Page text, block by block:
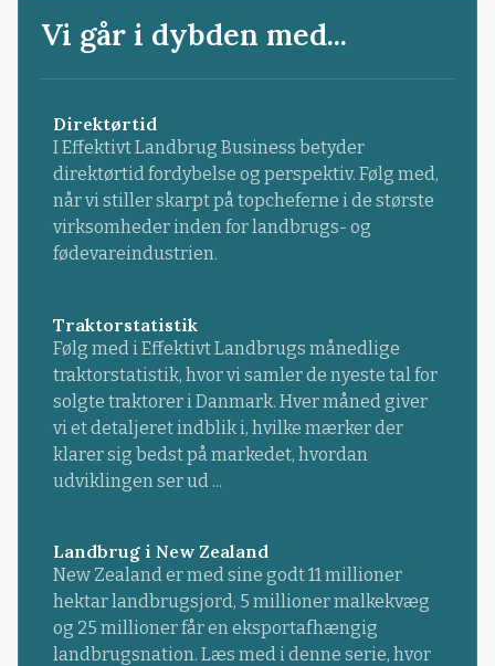
Vi går i dybden med...
Direktørtid
I Effektivt Landbrug Business betyder
direktørtid fordybelse og perspektiv. Følg med,
når vi stiller skarpt på topcheferne i de største
virksomheder inden for landbrugs- og
fødevareindustrien.
Traktorstatistik
Følg med i Effektivt Landbrugs månedlige
traktorstatistik, hvor vi samler de nyeste tal for
solgte traktorer i Danmark. Hver måned giver
vi et detaljeret indblik i, hvilke mærker der
klarer sig bedst på markedet, hvordan
udviklingen ser ud ...
Landbrug i New Zealand
New Zealand er med sine godt 11 millioner
hektar landbrugsjord, 5 millioner malkekvæg
og 25 millioner får en eksportafhængig
landbrugsnation. Læs med i denne serie, hvor